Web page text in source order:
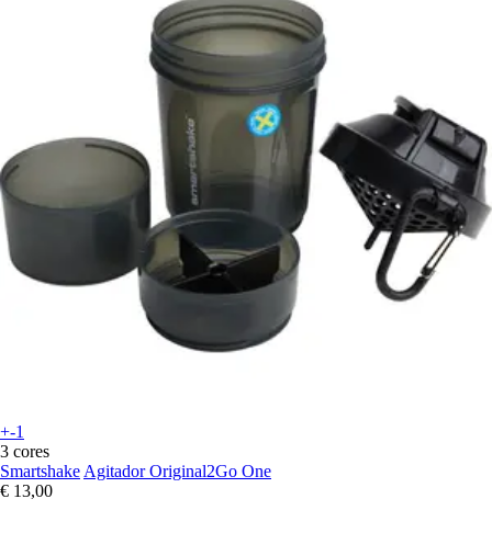
+-1
3 cores
Smartshake Agitador Original2Go One
€ 13,00